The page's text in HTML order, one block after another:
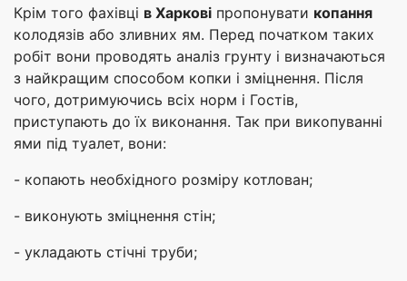
Крім того фахівці в Харкові пропонувати копання
колодязів або зливних ям. Перед початком таких
робіт вони проводять аналіз грунту і визначаються
з найкращим способом копки і зміцнення. Після
чого, дотримуючись всіх норм і Гостів,
приступають до їх виконання. Так при викопуванні
ями під туалет, вони:
- копають необхідного розміру котлован;
- виконують зміцнення стін;
- укладають стічні труби;